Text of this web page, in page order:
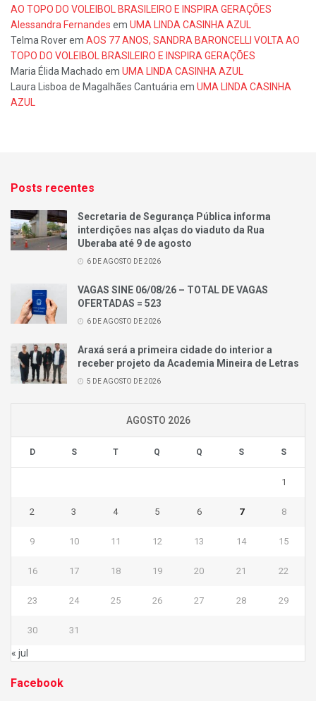
AO TOPO DO VOLEIBOL BRASILEIRO E INSPIRA GERAÇÕES
Alessandra Fernandes em UMA LINDA CASINHA AZUL
Telma Roverem AOS 77 ANOS, SANDRA BARONCELLI VOLTA AO
TOPO DO VOLEIBOL BRASILEIRO E INSPIRA GERAÇÕES
Maria Élida Machado em UMA LINDA CASINHA AZUL
Laura Lisboa de Magalhães Cantuária em UMA LINDA CASINHA
AZUL
Posts recentes
Secretaria de Segurança Pública informa
interdições nas alças do viaduto da Rua
Uberaba até 9 de agosto
6 DE AGOSTO DE 2026
VAGAS SINE 06/08/26 – TOTAL DE VAGAS
OFERTADAS = 523
6 DE AGOSTO DE 2026
Araxá será a primeira cidade do interior a
receber projeto da Academia Mineira de Letras
5 DE AGOSTO DE 2026
AGOSTO 2026
D S T Q Q S S
1
2 3 4 5 6 7 8
9 10 11 12 13 14 15
16 17 18 19 20 21 22
23 24 25 26 27 28 29
30 31
« jul
Facebook